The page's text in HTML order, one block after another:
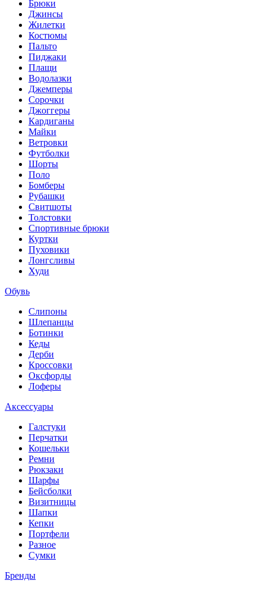
Брюки
Джинсы
Жилетки
Костюмы
Пальто
Пиджаки
Плащи
Водолазки
Джемперы
Сорочки
Джоггеры
Кардиганы
Майки
Ветровки
Футболки
Шорты
Поло
Бомберы
Рубашки
Свитшоты
Толстовки
Спортивные брюки
Куртки
Пуховики
Лонгсливы
Худи
Обувь
Слипоны
Шлепанцы
Ботинки
Кеды
Дерби
Кроссовки
Оксфорды
Лоферы
Аксессуары
Галстуки
Перчатки
Кошельки
Ремни
Рюкзаки
Шарфы
Бейсболки
Визитницы
Шапки
Кепки
Портфели
Разное
Сумки
Бренды